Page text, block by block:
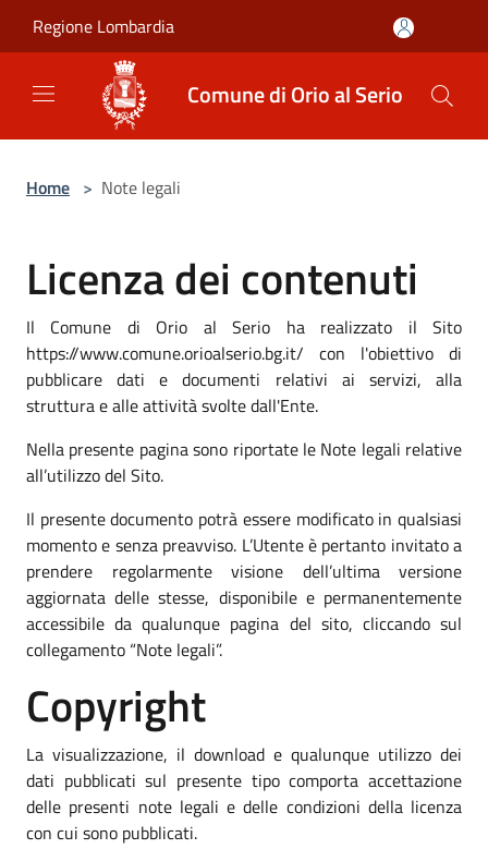
Regione Lombardia
Comune di Orio al Serio
Home > Note legali
Licenza dei contenuti
Il Comune di Orio al Serio ha realizzato il Sito
https://www.comune.orioalserio.bg.it/ con l'obiettivo di
pubblicare dati e documenti relativi ai servizi, alla
struttura e alle attività svolte dall'Ente.
Nella presente pagina sono riportate le Note legali relative
all’utilizzo del Sito.
Il presente documento potrà essere modificato in qualsiasi
momento e senza preavviso. L’Utente è pertanto invitato a
prendere regolarmente visione dell’ultima versione
aggiornata delle stesse, disponibile e permanentemente
accessibile da qualunque pagina del sito, cliccando sul
collegamento “Note legali”.
Copyright
La visualizzazione, il download e qualunque utilizzo dei
dati pubblicati sul presente tipo comporta accettazione
delle presenti note legali e delle condizioni della licenza
con cui sono pubblicati.